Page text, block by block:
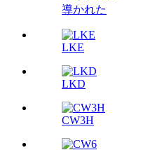
導かれた
LKE
LKD
CW3H